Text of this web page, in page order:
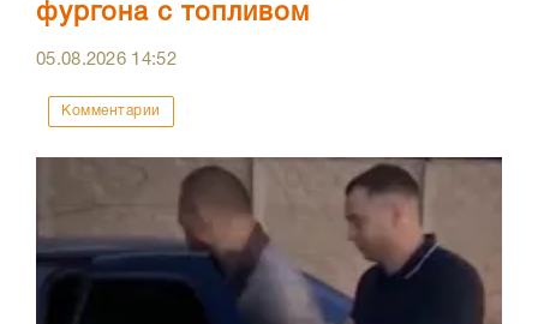
фургона с топливом
05.08.2026 14:52
Комментарии